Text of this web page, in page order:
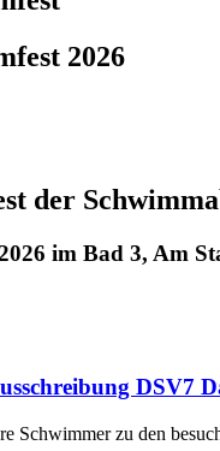
2026
der
im Bad 3, Am
DSV7
Schwimmer zu den